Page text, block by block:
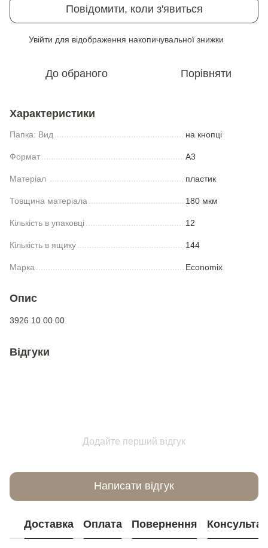
Повідомити, коли з'явиться
Увійти для відображення накопичувальної знижки
До обраного Порівняти
Характеристики
Папка: Вид на кнопці
Формат А3
Матеріал пластик
Товщина матеріала 180 мкм
Кількість в упаковці 12
Кількість в ящику 144
Марка Economix
Опис
3926 10 00 00
Відгуки
Додайте перший відгук
Написати відгук
Доставка Оплата Повернення